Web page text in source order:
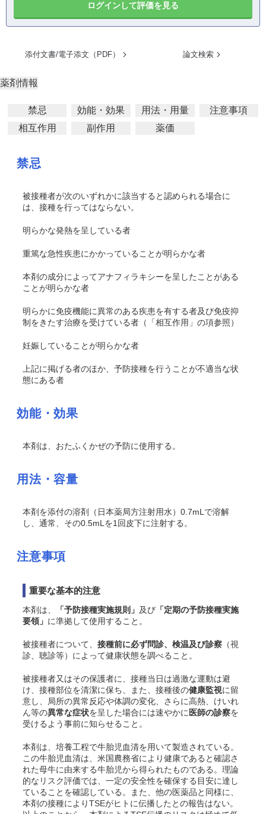
ログインして評価を見る
添付文書/電子添文（PDF） 論文検索
薬剤情報
禁忌 効能・効果 用法・用量
注意事項
相互作用
副作用 薬価
禁忌
被接種者が次のいずれかに該当すると認められる場合に
は、接種を行ってはならない。
明らかな発熱を呈している者
重篤な急性疾患にかかっていることが明らかな者
本剤の成分によってアナフィラキシーを呈したことがある
ことが明らかな者
明らかに免疫機能に異常のある疾患を有する者及び免疫抑
制をきたす治療を受けている者（「相互作用」の項参照）
妊娠していることが明らかな者
上記に掲げる者のほか、予防接種を行うことが不適当な状
態にある者
効能・効果
本剤は、おたふくかぜの予防に使用する。
用法・容量
本剤を添付の溶剤（日本薬局方注射用水）0.7mLで溶解
し、通常、その0.5mLを1回皮下に注射する。
注意事項
重要な基本的注意
本剤は、 「予防接種実施規則」 及び 「定期の予防接種実施
要領」 に準拠して使用すること。
被接種者について、 接種前に必ず問診、検温及び診察 （視
診、聴診等）によって健康状態を調べること。
被接種者又はその保護者に、接種当日は過激な運動は避
け、接種部位を清潔に保ち、また、接種後の健康監視に留
意し、局所の異常反応や体調の変化、さらに高熱、けいれ
ん等の異常な症状を呈した場合には速やかに 医師の診察を
受けるよう事前に知らせること。
本剤は、培養工程で牛胎児血清を用いて製造されている。
この牛胎児血清は、米国農務省により健康であると確認さ
れた母牛に由来する牛胎児から得られたものである。理論
的なリスク評価では、一定の安全性を確保する目安に達し
ていることを確認している。また、他の医薬品と同様に、
本剤の接種によりTSEがヒトに伝播したとの報告はない。